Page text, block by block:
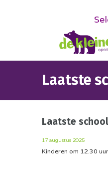
Laatste
Laatste
17 augustus 2025
Kinderen om 12.30